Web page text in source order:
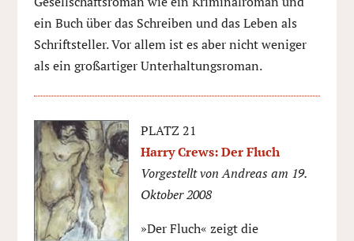
ein Buch über das Schreiben und das Leben als
Schriftsteller. Vor allem ist es aber nicht weniger
als ein großartiger Unterhaltungsroman.
PLATZ 21
Harry Crews: Der Fluch
Vorgestellt von Andreas am 19.
Oktober 2008
»Der Fluch« zeigt die